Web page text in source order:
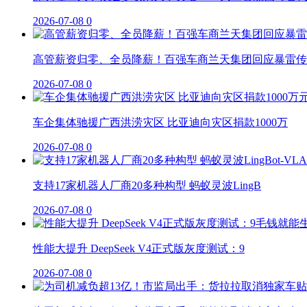
2026-07-08 0
高管薪资归零、全员降薪！百强车商兰天集团回应暴雷
2026-07-08 0
车企集体驰援广西洪涝灾区 比亚迪向灾区捐款1000万
2026-07-08 0
支持17家机器人厂商20多种构型 蚂蚁灵波LingB
2026-07-08 0
性能大提升 DeepSeek V4正式版灰度测试：9
2026-07-08 0